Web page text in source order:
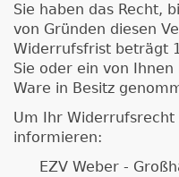
Sie haben das Recht,
von Gründen diesen
Widerrufsfrist beträgt
Sie oder ein von
Ware in Besitz
Um Ihr Widerrufsrecht
informieren:
EZV Weber -